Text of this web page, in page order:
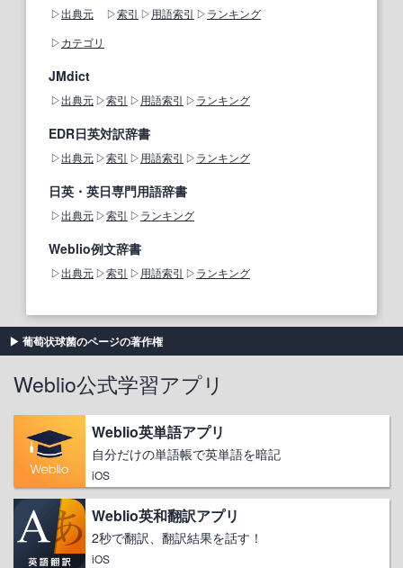
出典元 索引 用語索引
ランキング
カテゴリ
JMdict
出典元 索引 用語索引 ランキング
EDR日英対訳辞書
出典元 索引 用語索引 ランキング
日英・英日専門用語辞書
出典元 索引 ランキング
Weblio例文辞書
出典元 索引 用語索引 ランキング
葡萄状球菌のページの著作権
Weblio公式学習アプリ
Weblio英単語アプリ
自分だけの単語帳で英単語を暗記
iOS
Weblio英和翻訳アプリ
2秒で翻訳、翻訳結果を話す！
iOS